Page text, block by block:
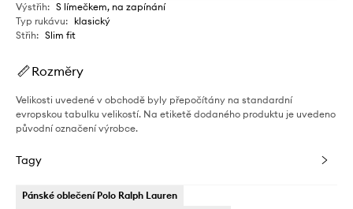
Výstřih: S límečkem, na zapínání
Typ rukávu: klasický
Střih: Slim fit
Rozměry
Velikosti uvedené v obchodě byly přepočítány na standardní
evropskou tabulku velikostí. Na etiketě dodaného produktu je uvedeno
původní označení výrobce.
Tagy
Pánské oblečení Polo Ralph Lauren